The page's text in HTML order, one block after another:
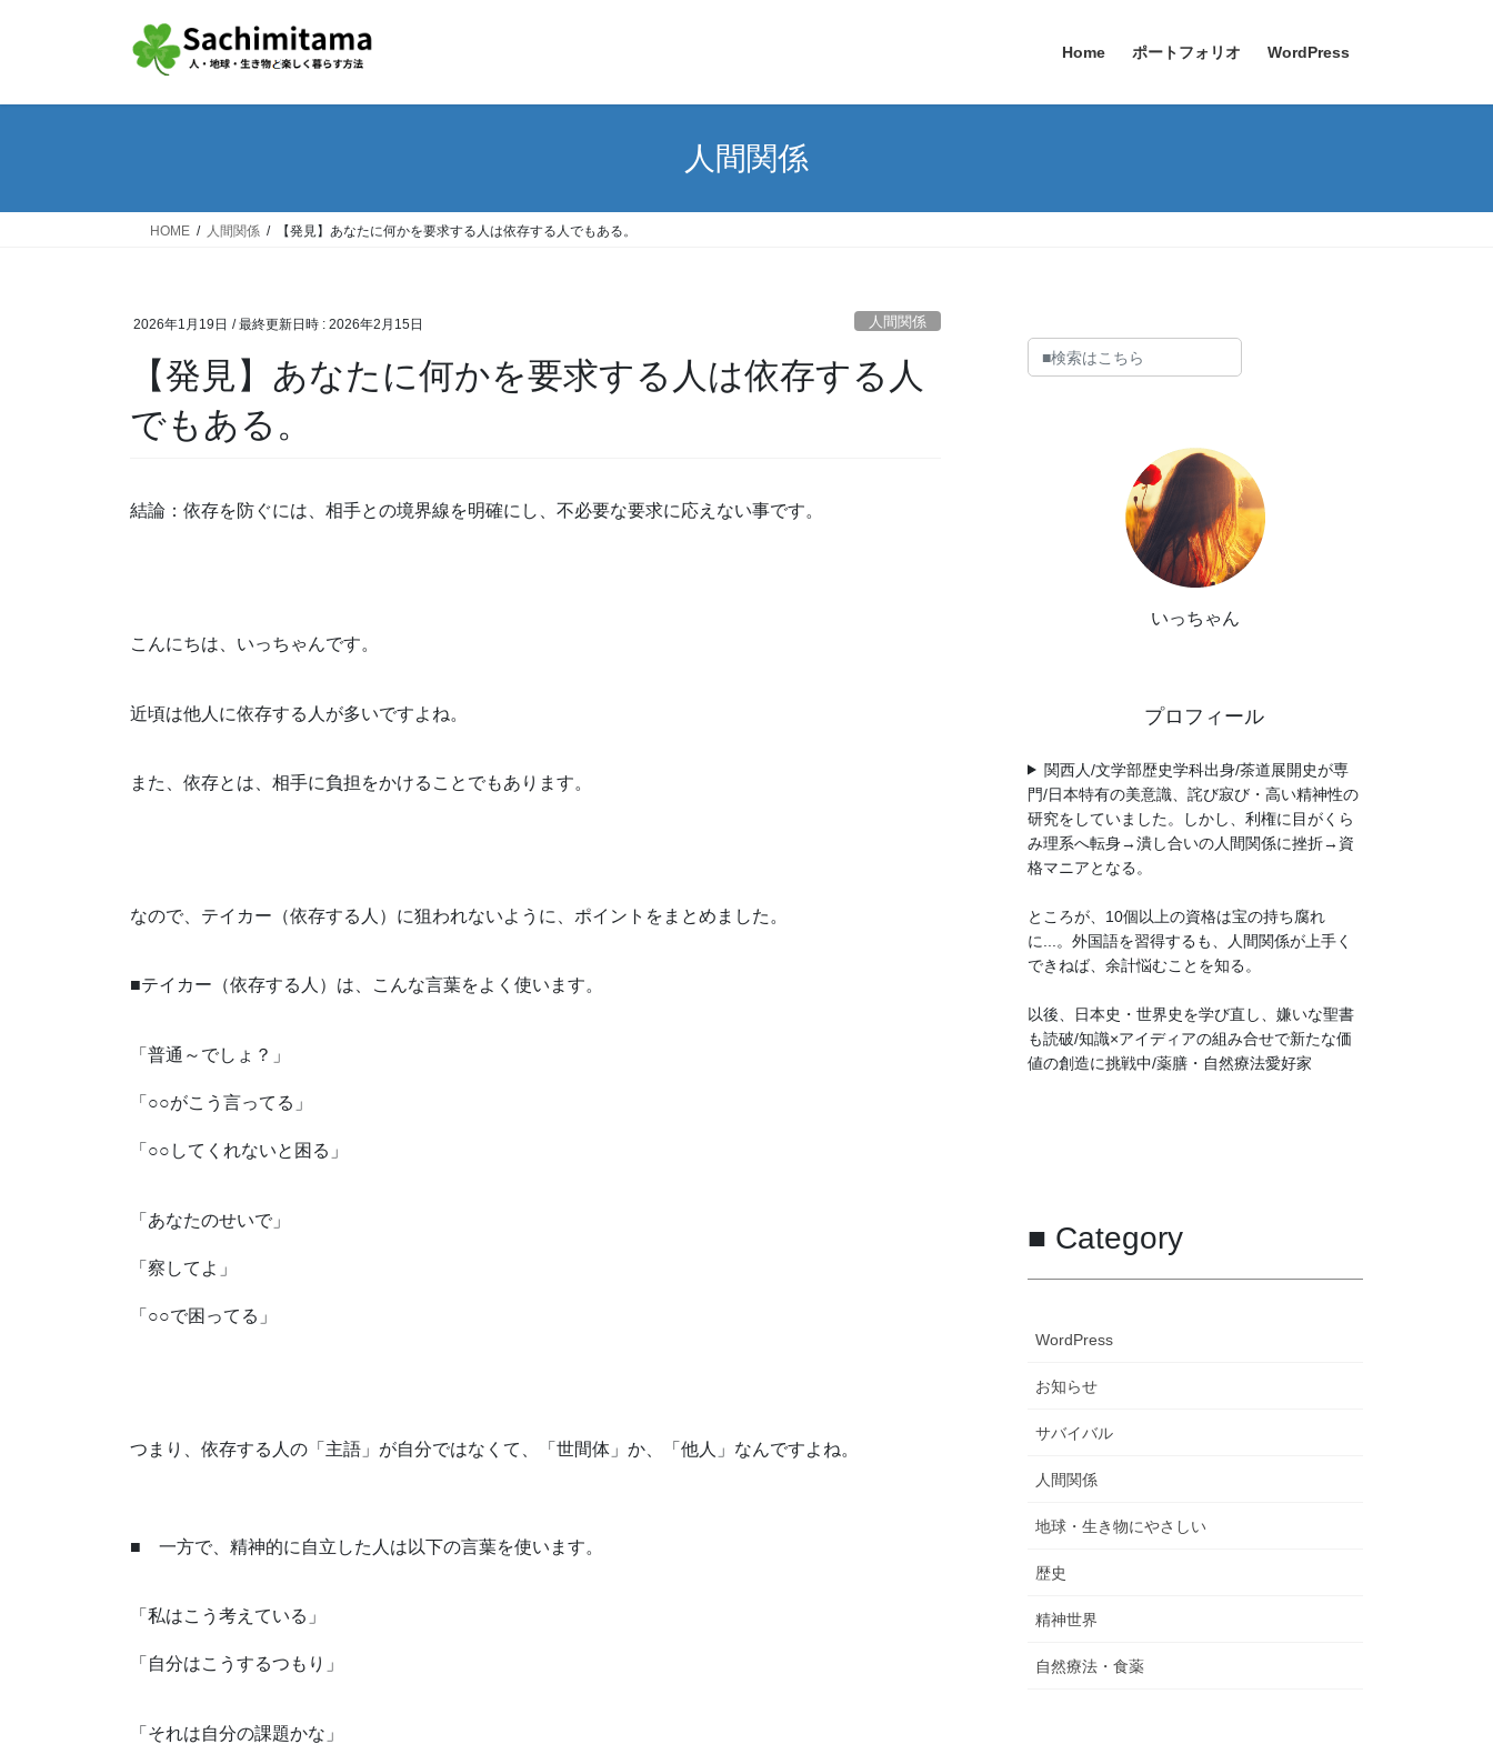
Home ポートフォリオ WordPress
人間関係
HOME 人間関係 【発見】あなたに何かを要求する人は依存する人でもある。
2026年1月19日 / 最終更新日時 : 2026年2月15日 人間関係
【発見】あなたに何かを要求する人は依存する人
でもある。
結論：依存を防ぐには、相手との境界線を明確にし、不必要な要求に応えない事です。
こんにちは、いっちゃんです。
近頃は他人に依存する人が多いですよね。
また、依存とは、相手に負担をかけることでもあります。
なので、テイカー（依存する人）に狙われないように、ポイントをまとめました。
■テイカー（依存する人）は、こんな言葉をよく使います。
「普通～でしょ？」
「○○がこう言ってる」
「○○してくれないと困る」
「あなたのせいで」
「察してよ」
「○○で困ってる」
つまり、依存する人の「主語」が自分ではなくて、「世間体」か、「他人」なんですよね。
■ 一方で、精神的に自立した人は以下の言葉を使います。
「私はこう考えている」
「自分はこうするつもり」
「それは自分の課題かな」
いっちゃん
プロフィール
関西人/文学部歴史学科出身/茶道展開史が専
門/日本特有の美意識、詫び寂び・高い精神性の
研究をしていました。しかし、利権に目がくら
み理系へ転身→潰し合いの人間関係に挫折→資
格マニアとなる。
ところが、10個以上の資格は宝の持ち腐れ
に...。外国語を習得するも、人間関係が上手く
できねば、余計悩むことを知る。
以後、日本史・世界史を学び直し、嫌いな聖書
も読破/知識×アイディアの組み合せで新たな価
値の創造に挑戦中/薬膳・自然療法愛好家
■ Category
WordPress
お知らせ
サバイバル
人間関係
地球・生き物にやさしい
歴史
精神世界
自然療法・食薬